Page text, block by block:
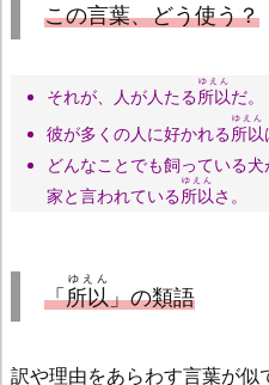
この言葉、どう使う？
それが、人が人たる所以
ゆえん
だ。
彼が多くの人に好かれる所以
ゆえん
どんなことでも飼っている
家と言われている所以
ゆえん
さ。
「所以
ゆえん
」の類語
訳や理由をあらわす言葉が似